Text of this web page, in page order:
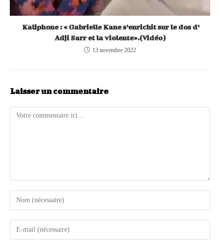
Kaliphone : « Gabrielle Kane s’enrichit sur le dos d’
Adji Sarr et la violente».(Vidéo)
13 novembre 2022
Laisser un commentaire